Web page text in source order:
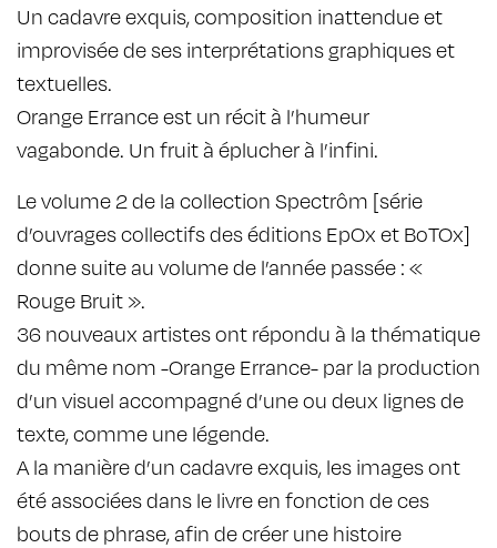
Un cadavre exquis, composition inattendue et
improvisée de ses interprétations graphiques et
textuelles.
Orange Errance est un récit à l’humeur
vagabonde. Un fruit à éplucher à l’infini.
Le volume 2 de la collection Spectrôm [série
d’ouvrages collectifs des éditions EpOx et BoTOx]
donne suite au volume de l’année passée : «
Rouge Bruit ».
36 nouveaux artistes ont répondu à la thématique
du même nom -Orange Errance- par la production
d’un visuel accompagné d’une ou deux lignes de
texte, comme une légende.
A la manière d’un cadavre exquis, les images ont
été associées dans le livre en fonction de ces
bouts de phrase, afin de créer une histoire